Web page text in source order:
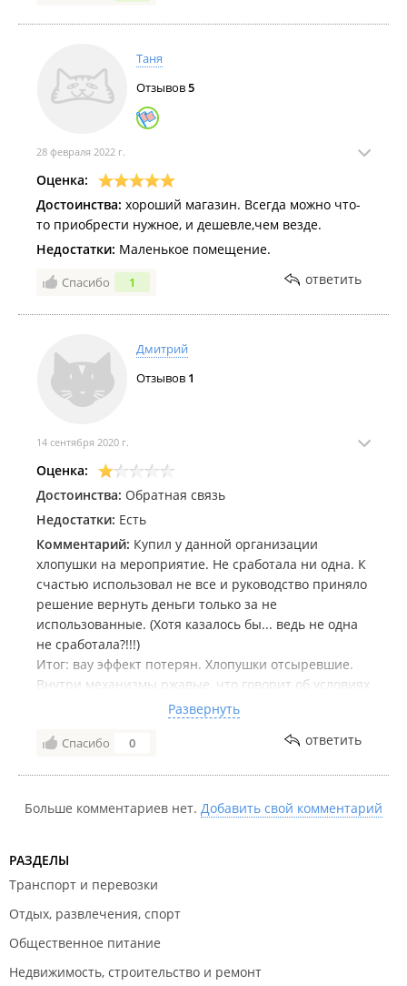
Таня
Отзывов5
28 февраля 2022 г.
Оценка:
Достоинства: хороший магазин. Всегда можно что-
то приобрести нужное, и дешевле,чем везде.
Недостатки: Маленькое помещение.
Спасибо 1 ответить
Дмитрий
Отзывов 1
14 сентября 2020 г.
Оценка:
Достоинства: Обратная связь
Недостатки: Есть
Комментарий: Купил у данной организации
хлопушки на мероприятие. Не сработала ни одна. К
счастью использовал не все и руководство приняло
решение вернуть деньги только за не
использованные. (Хотя казалось бы... ведь не одна
не сработала?!!!)
Итог: вау эффект потерян. Хлопушки отсыревшие.
Внутри механизмы ржавые, что говорит об условиях
Организацию не советую. Дела ведут не серьёзно.
Один, очень показательный момент.
Развернуть
Спасибо 0 ответить
Больше комментариев нет. Добавить свой комментарий
РАЗДЕЛЫ
Транспорт и перевозки
Отдых, развлечения, спорт
Общественное питание
Недвижимость, строительство и ремонт